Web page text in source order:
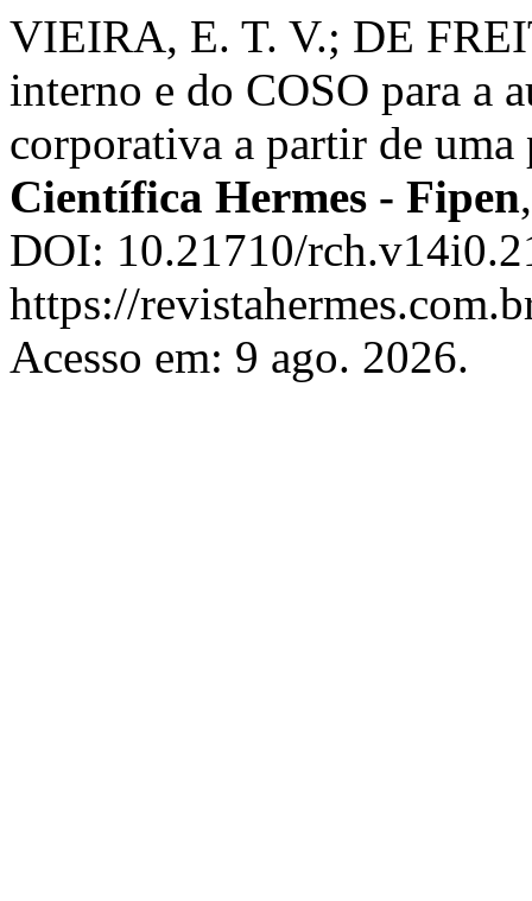
VIEIRA, E. T. V.; DE
interno e do COSO para a
corporativa a partir de
Científica Hermes - Fipen
DOI: 10.21710/
https://
Acesso em: 9 ago. 2026.